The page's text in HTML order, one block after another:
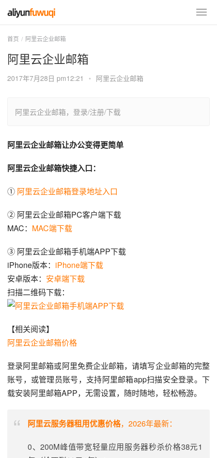
首页 阿里云企业邮箱
阿里云企业邮箱
2017年7月28日 pm12:21 • 阿里云企业邮箱
阿里云企业邮箱，登录/注册/下载
阿里云企业邮箱让办公变得更简单
阿里云企业邮箱快捷入口：
① 阿里云企业邮箱登录地址入口
② 阿里云企业邮箱PC客户端下载
MAC： MAC端下载
③ 阿里云企业邮箱手机端APP下载
iPhone版本： iPhone端下载
安卓版本： 安卓端下载
扫描二维码下载：
【相关阅读】
阿里云企业邮箱价格
登录阿里邮箱或阿里免费企业邮箱，请填写企业邮箱的完整
账号，或管理员账号，支持阿里邮箱app扫描安全登录。下
载安装阿里邮箱APP，无需设置，随时随地，轻松畅游。
阿里云服务器租用优惠价格，2026年最新：
0、200M峰值带宽轻量应用服务器秒杀价格38元1